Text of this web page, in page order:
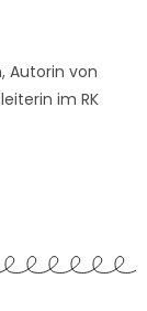
Autorin von
im RK